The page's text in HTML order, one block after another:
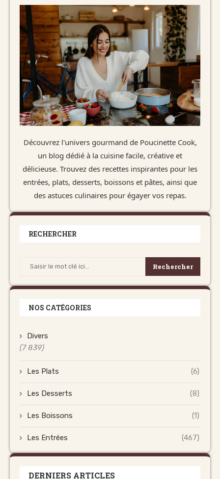
Découvrez l'univers gourmand de Poucinette Cook,
un blog dédié à la cuisine facile, créative et
délicieuse. Trouvez des recettes inspirantes pour les
entrées, plats, desserts, boissons et pâtes, ainsi que
des astuces culinaires pour égayer vos repas.
RECHERCHER
Rechercher
NOS CATÉGORIES
Divers
(7 839)
Les Plats (6)
Les Desserts (8)
Les Boissons (1)
Les Entrées (467)
DERNIERS ARTICLES